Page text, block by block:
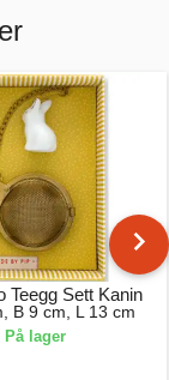
Teegg Sett Kanin
B 9 cm, L 13 cm
På lager